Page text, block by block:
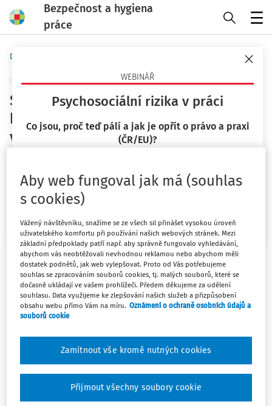
Bezpečnost a hygiena
práce
WEBINÁŘ
Psychosociální rizika v práci
Co jsou, proč teď pálí a jak je opřít o právo a praxi
(ČR/EU)?
Mgr. Lucie Kyselová
Domů
+ PŘIDAT VLASTNÍ
Stabilní hasicí zařízení - Plynová
hasicí zařízení - Část 11: Fyzikální
vlastnosti a návrh plynových hasicích
55
Česká agentura pro standardizaci
Vydáno:1. 12. 2024
hasicí zařízení - Část 11: Fyzikální
vlastnosti a návrh plynových
hasicích zařízení s hasivem
Halocarbon Blend 55
Máte předplatné? Přihlaste se
Aby web fungoval jak má (souhlas
s cookies)
Vážený návštěvníku, snažíme se ze všech sil přinášet vysokou úroveň
uživatelského komfortu při používání našich webových stránek. Mezi
základní předpoklady patří např. aby správně fungovalo vyhledávání,
abychom vás neobtěžovali nevhodnou reklamou nebo abychom měli
dostatek podnětů, jak web vylepšovat. Proto od Vás potřebujeme
souhlas se zpracováním souborů cookies, tj. malých souborů, které se
dočasně ukládají ve vašem prohlížeči. Předem děkujeme za udělení
souhlasu. Data využijeme ke zlepšování našich služeb a přizpůsobení
obsahu webu přímo Vám na míru. Oznámení o ochraně osobních údajů a
souborů cookie
Zamítnout vše kromě nutných cookies
Přijmout všechny soubory cookie